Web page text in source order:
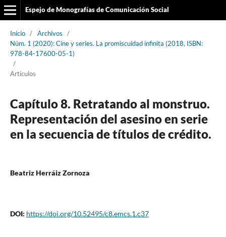
Espejo de Monografías de Comunicación Social
Inicio / Archivos
/
Núm. 1 (2020): Cine y series. La promiscuidad infinita (2018, ISBN:
978-84-17600-05-1)
/
Artículos
Capítulo 8. Retratando al monstruo.
Representación del asesino en serie
en la secuencia de títulos de crédito.
Beatriz Herráiz Zornoza
DOI: https://doi.org/10.52495/c8.emcs.1.c37